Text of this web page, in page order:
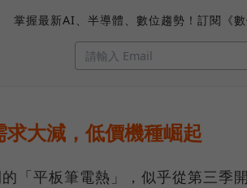
掌握最新AI、半導體、數位趨勢！訂閱《
求大減，低價機種崛起
「平板筆電熱」，似乎從第三季